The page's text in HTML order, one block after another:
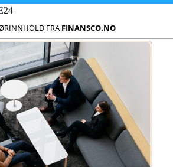
FRA FINANSCO.NO